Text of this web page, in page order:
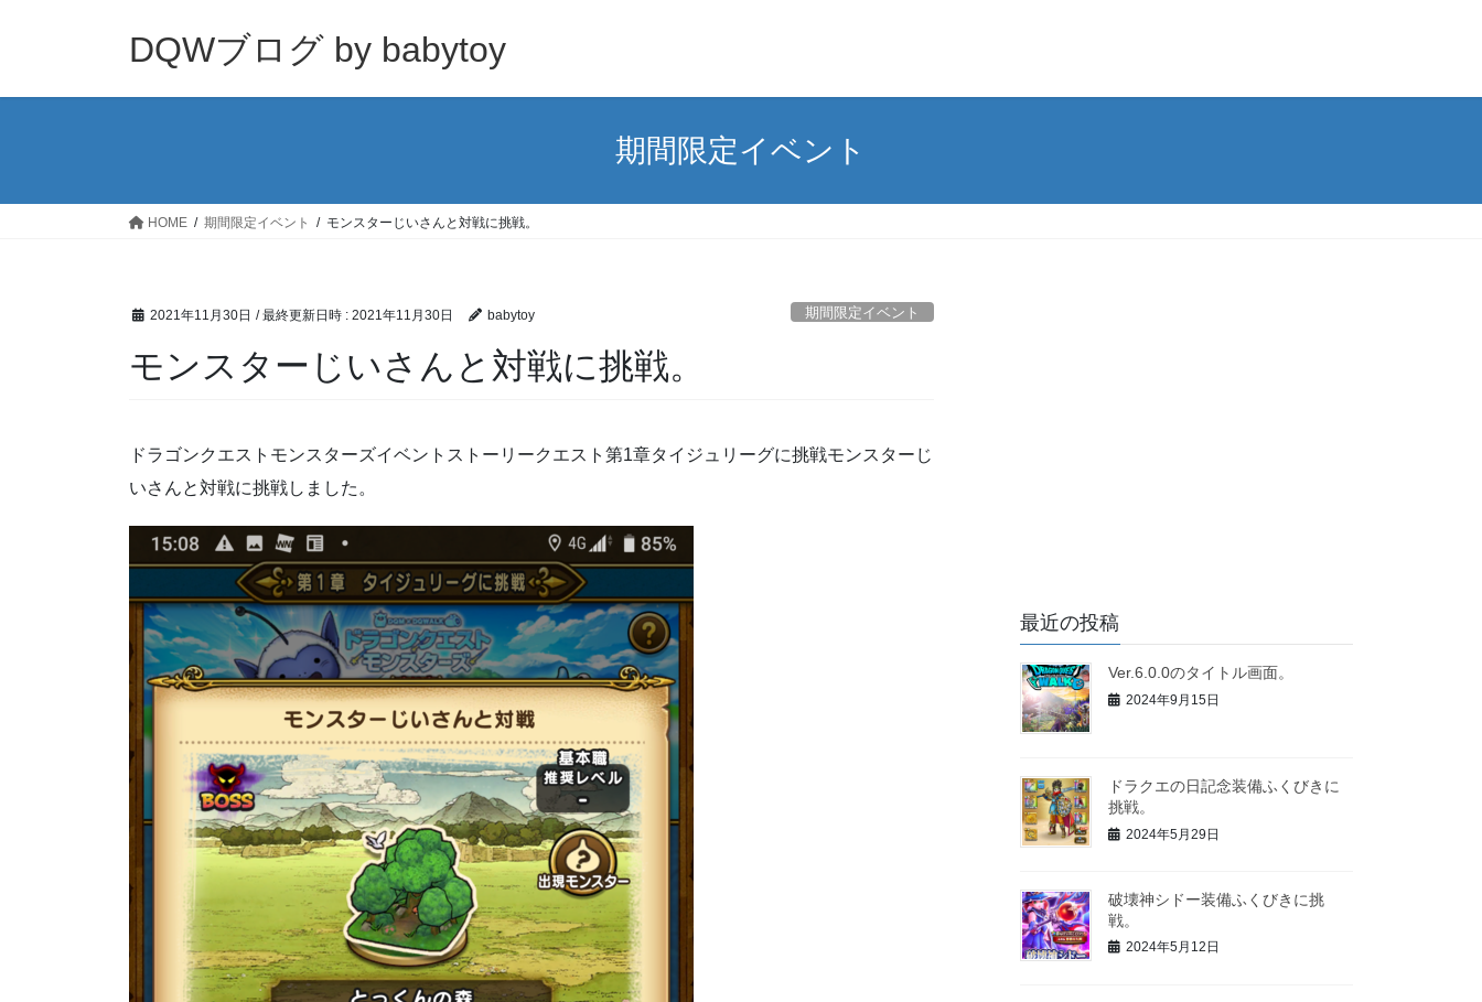
DQWブログ by babytoy
期間限定イベント
HOME 期間限定イベント モンスターじいさんと対戦に挑戦。
2021年11月30日 / 最終更新日時 : 2021年11月30日 babytoy 期間限定イベント
モンスターじいさんと対戦に挑戦。
ドラゴンクエストモンスターズイベントストーリークエスト第1章タイジュリーグに挑戦モンスターじ
いさんと対戦に挑戦しました。
最近の投稿
Ver.6.0.0のタイトル画面。
2024年9月15日
ドラクエの日記念装備ふくびきに
挑戦。
2024年5月29日
破壊神シドー装備ふくびきに挑
戦。
2024年5月12日